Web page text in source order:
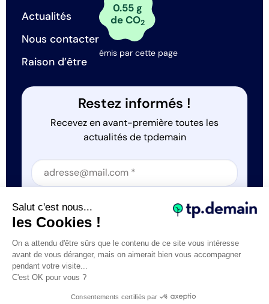
Actualités
Nous contacter
Raison d’être
0.55 g
de CO2
émis par cette page
Restez informés !
Recevez en avant-première toutes les
actualités de tpdemain
Section
Section
J'accepte que tp.demain utilise mes informations
Tous droits réservés © tp.demain 2026Mentions légales
Salut c'est nous...
les Cookies !
On a attendu d'être sûrs que le contenu de ce site vous intéresse
avant de vous déranger, mais on aimerait bien vous accompagner
pendant votre visite...
C'est OK pour vous ?
Consentements certifiés par